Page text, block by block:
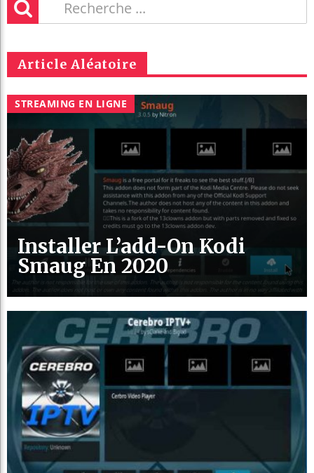
Article Aléatoire
STREAMING EN LIGNE
Installer L’add-On Kodi
Smaug En 2020